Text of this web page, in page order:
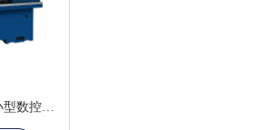
数控机床CK6130小型数控车床广数数控系统cnc车床数控自动化设备